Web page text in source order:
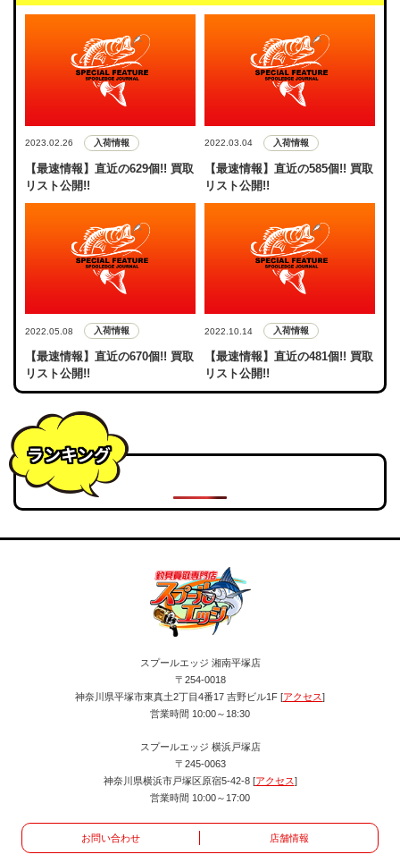
2023.02.26 入荷情報
【最速情報】直近の629個!! 買取
リスト公開!!
2022.03.04 入荷情報
【最速情報】直近の585個!! 買取
リスト公開!!
2022.05.08 入荷情報
【最速情報】直近の670個!! 買取
リスト公開!!
2022.10.14 入荷情報
【最速情報】直近の481個!! 買取
リスト公開!!
ランキング
スプールエッジ 湘南平塚店
〒254-0018
神奈川県平塚市東真土2丁目4番17 吉野ビル1F [アクセス]
営業時間 10:00～18:30
スプールエッジ 横浜戸塚店
〒245-0063
神奈川県横浜市戸塚区原宿5-42-8 [アクセス]
営業時間 10:00～17:00
お問い合わせ 店舗情報